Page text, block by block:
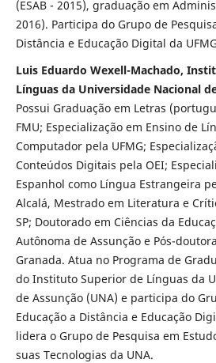
(ESAB - 2015), graduação em
2016). Participa do Grupo de
Distância e Educação Digital da
Luis Eduardo Wexell-Machado,
Línguas da Universidade Nacional
Possui Graduação em Letras
FMU; Especialização em Ensino de
Computador pela UFMG;
Conteúdos Digitais pela OEI;
Espanhol como Língua Estrangeira
Alcalá, Mestrado em Literatura e
SP; Doutorado em Ciências da
Autônoma de Assunção e Pós-
Granada. Atua no Programa de
do Instituto Superior de Línguas da
de Assunção (UNA) e participa do
Educação a Distância e Educação
lidera o Grupo de Pesquisa em
suas Tecnologias da UNA.